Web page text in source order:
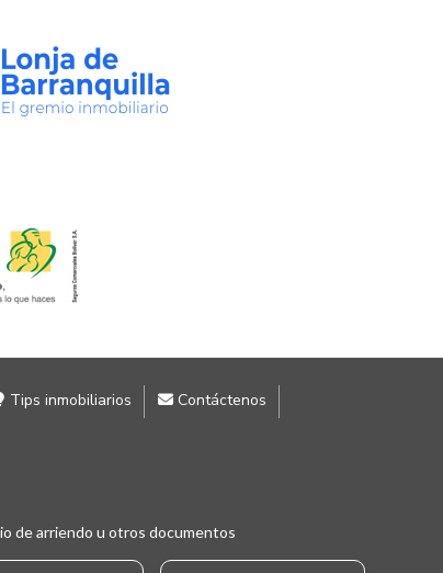
Tips inmobiliarios Contáctenos
de arriendo u otros documentos